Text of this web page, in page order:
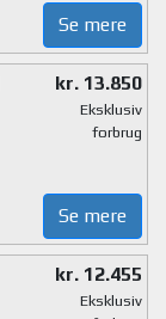
Se mere
kr. 13.850
Eksklusiv
forbrug
Se mere
kr. 12.455
Eksklusiv